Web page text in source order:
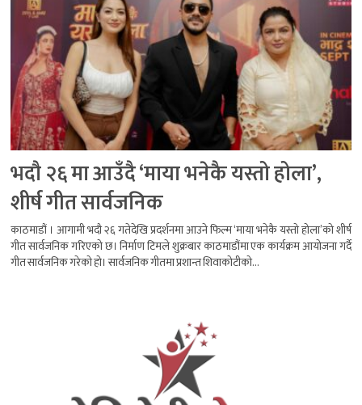
भदौ २६ मा आउँदै ‘माया भनेकै यस्तो होला’,
शीर्ष गीत सार्वजनिक
काठमाडौं । आगामी भदौ २६ गतेदेखि प्रदर्शनमा आउने फिल्म ‘माया भनेकै यस्तो होला’को शीर्ष
गीत सार्वजनिक गरिएको छ। निर्माण टिमले शुक्रबार काठमाडौंमा एक कार्यक्रम आयोजना गर्दै
गीत सार्वजनिक गरेको हो। सार्वजनिक गीतमा प्रशान्त शिवाकोटीको...